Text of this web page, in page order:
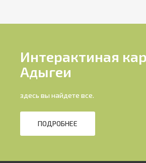
Интерактиная
Адыгеи
здесь вы найдете все.
ПОДРОБНЕЕ